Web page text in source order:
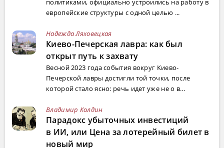
политиками, официально устроились на работу в
европейские структуры с одной целью ...
Надежда Ляховецкая
Киево-Печерская лавра: как был
открыт путь к захвату
Весной 2023 года события вокруг Киево-
Печерской лавры достигли той точки, после
которой стало ясно: речь идет уже не о в...
Владимир Колдин
Парадокс убыточных инвестиций
в ИИ, или Цена за лотерейный билет в
новый мир